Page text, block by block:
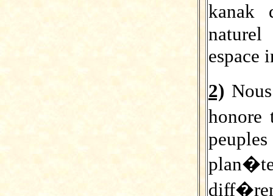
kanak
naturel
espace
2)
honore